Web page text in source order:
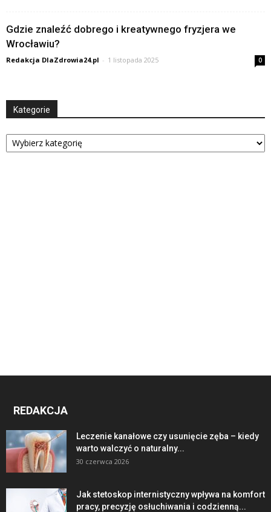
Gdzie znaleźć dobrego i kreatywnego fryzjera we
Wrocławiu?
Redakcja DlaZdrowia24.pl - 1 listopada 2025 0
Kategorie
Kategorie
REDAKCJA
Leczenie kanałowe czy usunięcie zęba – kiedy
warto walczyć o naturalny...
30 czerwca 2026
Jak stetoskop internistyczny wpływa na komfort
pracy, precyzję osłuchiwania i codzienną...